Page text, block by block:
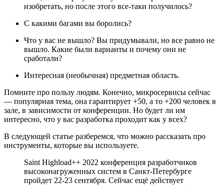
изобретать, но после этого все-таки получилось?
С какими багами вы боролись?
Что у вас не вышло? Вы придумывали, но все равно не
вышло. Какие были варианты и почему они не
сработали?
Интересная (необычная) предметная область.
Помните про пользу людям. Конечно, микросервисы сейчас
— популярная тема, она гарантирует +50, а то +200 человек в
зале, в зависимости от конференции. Но будет ли им
интересно, что у вас разработка проходит как у всех?
В следующей статье разберемся, что можно рассказать про
инструменты, которые вы используете.
Saint Highload++ 2022 конференция разработчиков
высоконагруженных систем в Санкт-Петербурге
пройдет 22-23 сентября. Сейчас ещё действует